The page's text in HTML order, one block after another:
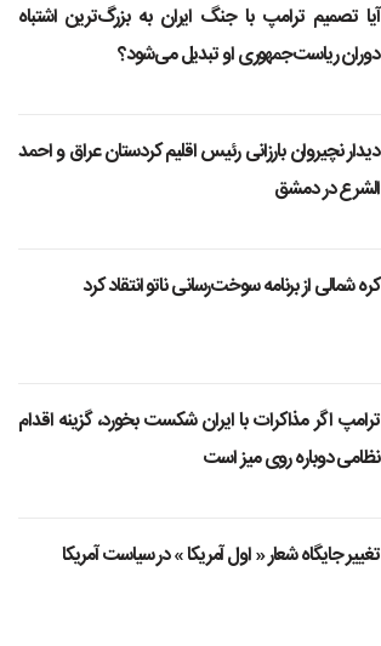
آیا تصمیم ترامپ با جنگ ایران به بزرگ‌ترین اشتباه
دوران ریاست‌جمهوری او تبدیل می‌شود؟
دیدار نچیروان بارزانی رئیس اقلیم کردستان عراق و احمد
الشرع در دمشق
کره شمالی از برنامه سوخت‌رسانی ناتو انتقاد کرد
ترامپ اگر مذاکرات با ایران شکست بخورد، گزینه اقدام
نظامی دوباره روی میز است
تغییر جایگاه شعار « اول آمریکا » در سیاست آمریکا